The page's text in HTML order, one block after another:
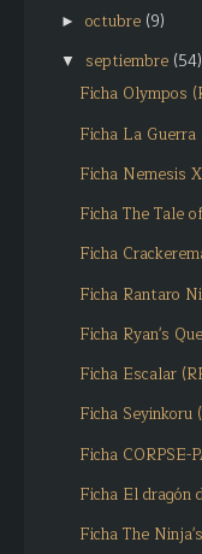
► octubre (9)
▼ septiembre (54)
Ficha Olympos
Ficha La
Ficha Nemesis
Ficha The Tale
Ficha
Ficha Rantaro
Ficha Ryan's
Ficha Escalar
Ficha
Ficha
Ficha El dragón
Ficha The